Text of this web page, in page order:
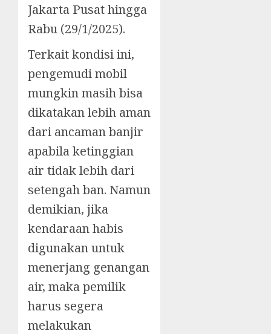
Jakarta Pusat hingga
Rabu (29/1/2025).
Terkait kondisi ini,
pengemudi mobil
mungkin masih bisa
dikatakan lebih aman
dari ancaman banjir
apabila ketinggian
air tidak lebih dari
setengah ban. Namun
demikian, jika
kendaraan habis
digunakan untuk
menerjang genangan
air, maka pemilik
harus segera
melakukan